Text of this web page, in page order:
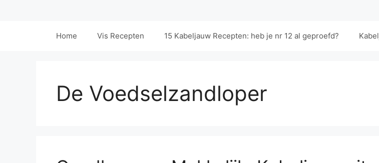
Home Vis Recepten 15 Kabeljauw Recepten: heb je nr 12 al geproefd?
De Voedselzandloper